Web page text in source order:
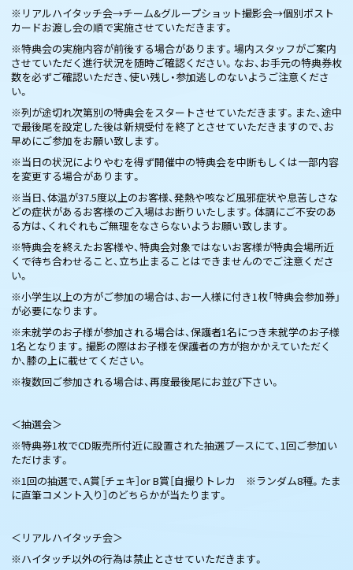
※リアルハイタッチ会→チーム&グループショット撮影会→個別ポスト
カードお渡し会の順で実施させていただきます。
※特典会の実施内容が前後する場合があります。場内スタッフがご案内
させていただく進行状況を随時ご確認ください。なお、お手元の特典券枚
数を必ずご確認いただき、使い残し・参加逃しのないようご注意くださ
い。
※列が途切れ次第別の特典会をスタートさせていただきます。また、途中
で最後尾を設定した後は新規受付を終了とさせていただきますので、お
早めにご参加をお願い致します。
※当日の状況によりやむを得ず開催中の特典会を中断もしくは一部内容
を変更する場合があります。
※当日、体温が37.5度以上のお客様、発熱や咳など風邪症状や息苦しさな
どの症状があるお客様のご入場はお断りいたします。体調にご不安のあ
る方は、くれぐれもご無理をなさらないようお願い致します。
※特典会を終えたお客様や、特典会対象ではないお客様が特典会場所近
くで待ち合わせること、立ち止まることはできませんのでご注意くださ
い。
※小学生以上の方がご参加の場合は、お一人様に付き1枚「特典会参加券」
が必要になります。
※未就学のお子様が参加される場合は、保護者1名につき未就学のお子様
1名となります。撮影の際はお子様を保護者の方が抱かかえていただく
か、膝の上に載せてください。
※複数回ご参加される場合は、再度最後尾にお並び下さい。
＜抽選会＞
※特典券1枚でCD販売所付近に設置された抽選ブースにて、1回ご参加い
ただけます。
※1回の抽選で、A賞［チェキ］or B賞［自撮りトレカ ※ランダム8種。たま
に直筆コメント入り］のどちらかが当たります。
＜リアルハイタッチ会＞
※ハイタッチ以外の行為は禁止とさせていただきます。